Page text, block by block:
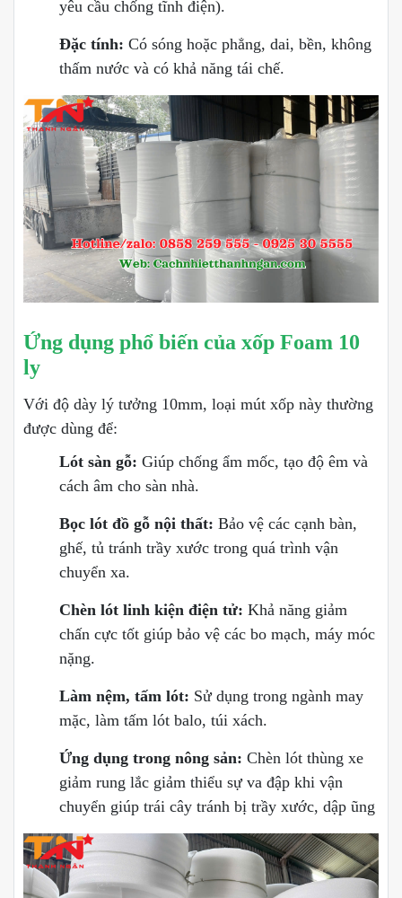
yêu cầu chống tĩnh điện).
Đặc tính: Có sóng hoặc phẳng, dai, bền, không
thấm nước và có khả năng tái chế.
Ứng dụng phổ biến của xốp Foam 10
ly
Với độ dày lý tưởng 10mm, loại mút xốp này thường
được dùng để:
Lót sàn gỗ: Giúp chống ẩm mốc, tạo độ êm và
cách âm cho sàn nhà.
Bọc lót đồ gỗ nội thất: Bảo vệ các cạnh bàn,
ghế, tủ tránh trầy xước trong quá trình vận
chuyển xa.
Chèn lót linh kiện điện tử: Khả năng giảm
chấn cực tốt giúp bảo vệ các bo mạch, máy móc
nặng.
Làm nệm, tấm lót: Sử dụng trong ngành may
mặc, làm tấm lót balo, túi xách.
Ứng dụng trong nông sản: Chèn lót thùng xe
giảm rung lắc giảm thiểu sự va đập khi vận
chuyển giúp trái cây tránh bị trầy xước, dập ũng